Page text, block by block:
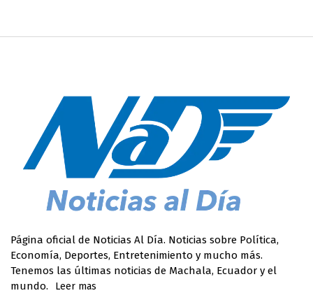
Página oficial de Noticias Al Día. Noticias sobre Política,
Economía, Deportes, Entretenimiento y mucho más.
Tenemos las últimas noticias de Machala, Ecuador y el
mundo.
Leer mas